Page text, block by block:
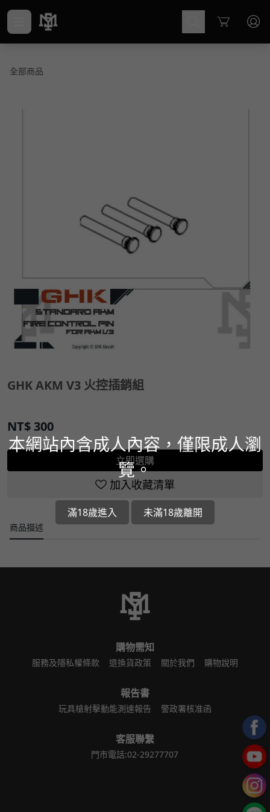
Cart
全部商品
GHK AKM V3 火控插銷組
NT$ 300
立即選購
加入收藏清單
商品描述
購物需知
服務及隱私權條款 退換貨政策 關於我們 購物說明
報告書
玩具槍射擊動能測速報告 警政署核准函
客服聯繫
門市電話:02-29277707
本網站內含成人內容，僅限成人瀏
覽。
滿18歲進入 未滿18歲離開